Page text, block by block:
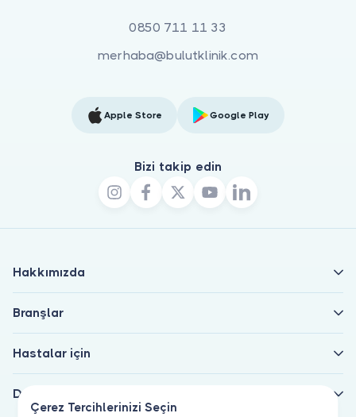
Çerez Tercihlerinizi Seçin
0850 711 11 33
merhaba@bulutklinik.com
Apple Store Google Play
Bizi takip edin
Hakkımızda
Branşlar
Hastalar için
Doktorlar için